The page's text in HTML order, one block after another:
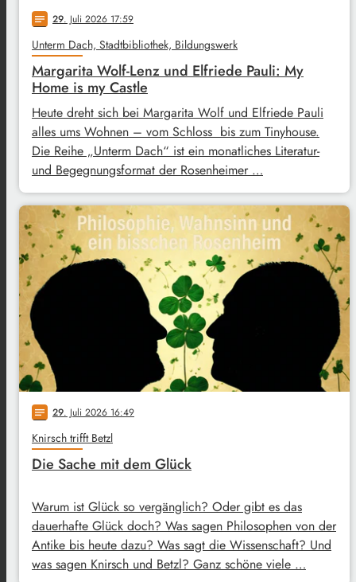
notes 29. Juli 2026 17:59
Unterm Dach, Stadtbibliothek, Bildungswerk
Margarita Wolf-Lenz und Elfriede Pauli: My
Home is my Castle
Heute dreht sich bei Margarita Wolf und Elfriede Pauli
alles ums Wohnen – vom Schloss bis zum Tinyhouse.
Die Reihe „Unterm Dach“ ist ein monatliches Literatur-
und Begegnungsformat der Rosenheimer …
notes 29. Juli 2026 16:49
Knirsch trifft Betzl
Die Sache mit dem Glück
Warum ist Glück so vergänglich? Oder gibt es das
dauerhafte Glück doch? Was sagen Philosophen von der
Antike bis heute dazu? Was sagt die Wissenschaft? Und
was sagen Knirsch und Betzl? Ganz schöne viele …